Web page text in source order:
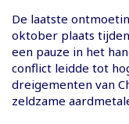
De laatste
oktober plaats
een pauze in het
conflict leidde tot
dreigementen van
zeldzame